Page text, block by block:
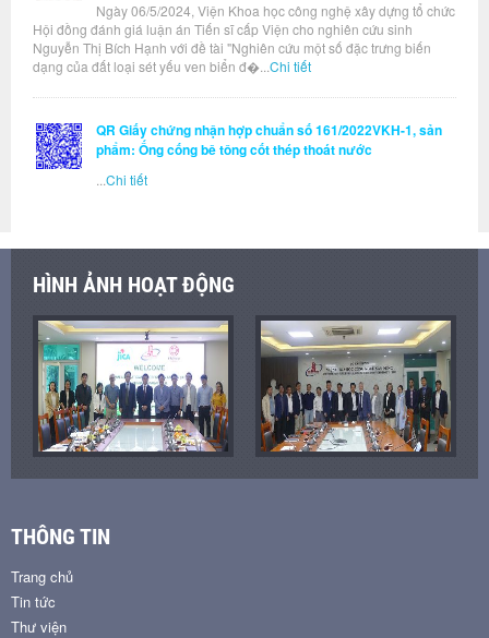
Ngày 06/5/2024, Viện Khoa học công nghệ xây dựng tổ chức
Hội đồng đánh giá luận án Tiến sĩ cấp Viện cho nghiên cứu sinh
Nguyễn Thị Bích Hạnh với đề tài "Nghiên cứu một số đặc trưng biến
dạng của đất loại sét yếu ven biển đ�... Chi tiết
QR Giấy chứng nhận hợp chuẩn số 161/2022VKH-1, sản
phẩm: Ống cống bê tông cốt thép thoát nước
Chi tiết
HÌNH ẢNH HOẠT ĐỘNG
THÔNG TIN
Trang chủ
Tin tức
Thư viện